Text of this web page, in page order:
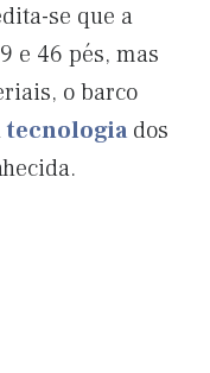
se que a
e 46 pés, mas
o barco
tecnologia dos